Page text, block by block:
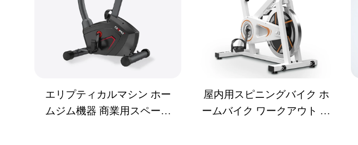
エリプティカルマシン ホー
ムジム機器 商業用スペース
屋内用スピニングバイク ホ
ームバイク ワークアウト ジ